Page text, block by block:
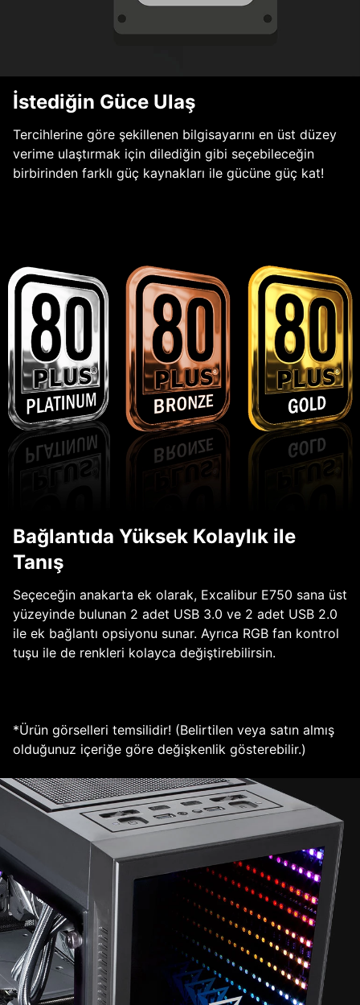
İstediğin Güce Ulaş
Tercihlerine göre şekillenen bilgisayarını en üst düzey
verime ulaştırmak için dilediğin gibi seçebileceğin
birbirinden farklı güç kaynakları ile gücüne güç kat!
Bağlantıda Yüksek Kolaylık ile
Tanış
Seçeceğin anakarta ek olarak, Excalibur E750 sana üst
yüzeyinde bulunan 2 adet USB 3.0 ve 2 adet USB 2.0
ile ek bağlantı opsiyonu sunar. Ayrıca RGB fan kontrol
tuşu ile de renkleri kolayca değiştirebilirsin.
*Ürün görselleri temsilidir! (Belirtilen veya satın almış
olduğunuz içeriğe göre değişkenlik gösterebilir.)